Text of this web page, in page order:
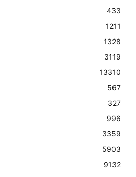
433
1211
1328
3119
13310
567
327
996
3359
5903
9132